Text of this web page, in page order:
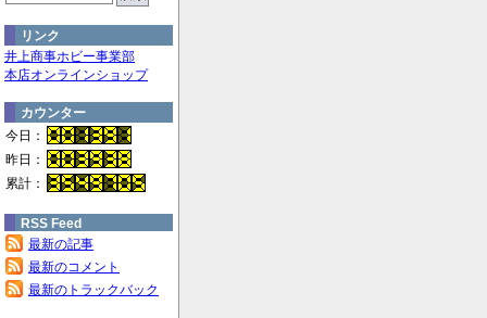
リンク
井上商事ホビー事業部
本店オンラインショップ
カウンター
今日：
昨日：
累計：
RSS Feed
最新の記事
最新のコメント
最新のトラックバック